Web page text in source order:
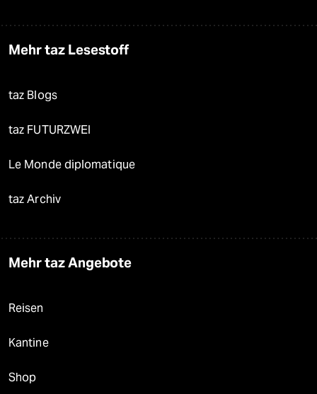
Mehr taz Lesestoff
taz Blogs
taz FUTURZWEI
Le Monde diplomatique
taz Archiv
Mehr taz Angebote
Reisen
Kantine
Shop